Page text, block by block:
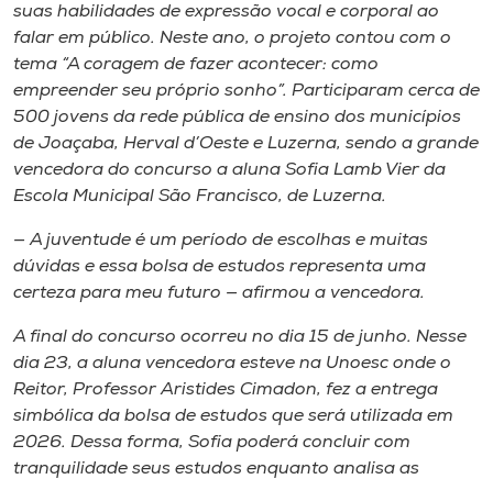
suas habilidades de expressão vocal e corporal ao
falar em público. Neste ano, o projeto contou com o
tema “A coragem de fazer acontecer: como
empreender seu próprio sonho”. Participaram cerca de
500 jovens da rede pública de ensino dos municípios
de Joaçaba, Herval d’Oeste e Luzerna, sendo a grande
vencedora do concurso a aluna Sofia Lamb Vier da
Escola Municipal São Francisco, de Luzerna.
— A juventude é um período de escolhas e muitas
dúvidas e essa bolsa de estudos representa uma
certeza para meu futuro — afirmou a vencedora.
A final do concurso ocorreu no dia 15 de junho. Nesse
dia 23, a aluna vencedora esteve na Unoesc onde o
Reitor, Professor Aristides Cimadon, fez a entrega
simbólica da bolsa de estudos que será utilizada em
2026. Dessa forma, Sofia poderá concluir com
tranquilidade seus estudos enquanto analisa as